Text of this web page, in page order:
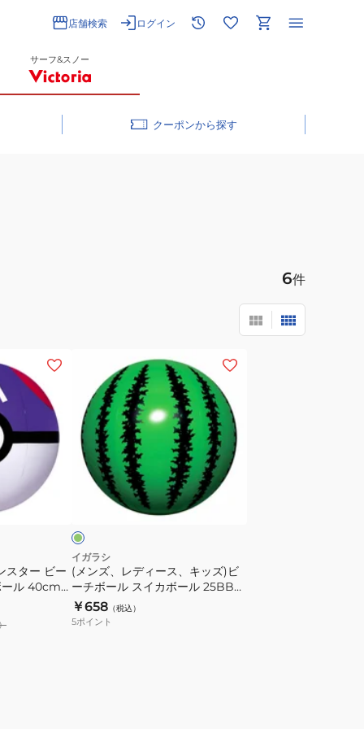
店舗検索 ログイン
サーフ&スノー
クーポン
6件
スター ビー
ール 40cm
ズ、
レ
デ
ィ
ッ
ズ)
ビ
チ
グ
イガラシ
(メンズ、レディース、キッズ)ビ
ーチボール スイカボール 25BBB-
140
￥658 （税込）
5ポイント